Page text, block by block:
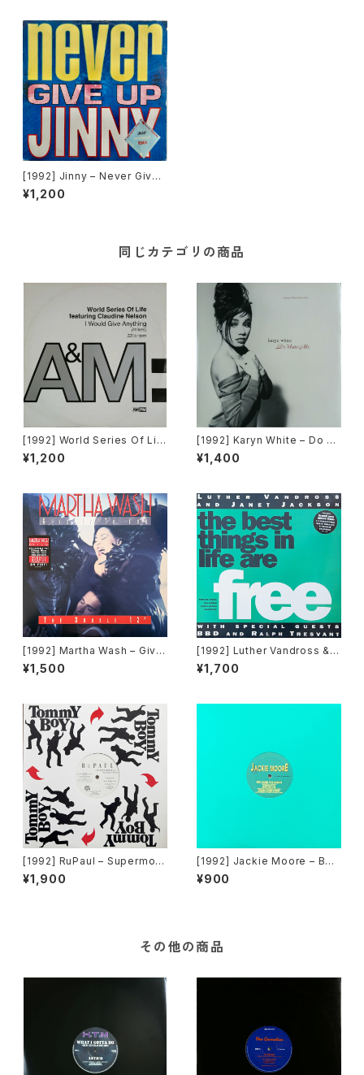
[1992] Jinny – Never Give
Up (Remix) [TIME]
¥1,200
同じカテゴリの商品
[1992] World Series Of Lif
e Featuring Claudine Nels
on – I Would Give Anything
¥1,200
[1992] Karyn White – Do Un
to Me / Walkin' The Dog
[Warner Bros. Records]
¥1,400
[1992] Martha Wash – Give
It To You [RCA][2枚組]
¥1,500
[1992] Luther Vandross & J
anet Jackson With Special
Guests BBD & Ralph Tresv
¥1,700
[1992] RuPaul – Supermod
el (You Better Work) / Hou
se Of Love [Tommy Boy]
¥1,900
[1992] Jackie Moore – Bec
ause The Night [Discomag
ic Records]
¥900
その他の商品